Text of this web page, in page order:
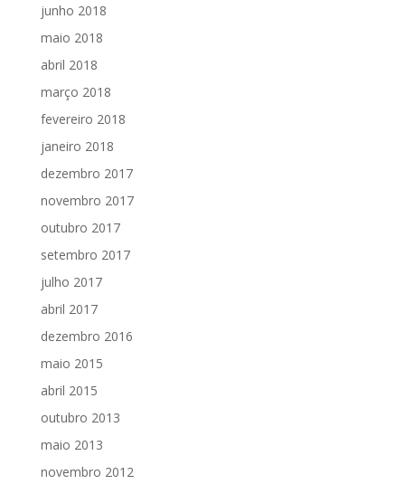
junho 2018
maio 2018
abril 2018
março 2018
fevereiro 2018
janeiro 2018
dezembro 2017
novembro 2017
outubro 2017
setembro 2017
julho 2017
abril 2017
dezembro 2016
maio 2015
abril 2015
outubro 2013
maio 2013
novembro 2012